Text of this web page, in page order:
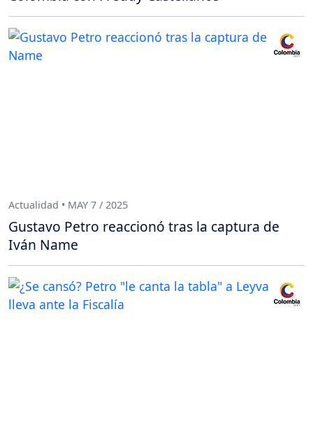
Actualidad • MAY 7 / 2025
Gustavo Petro reaccionó tras la captura de
Iván Name